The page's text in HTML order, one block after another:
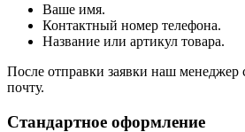
Ваше имя.
Контактный номер телефона.
Название или артикул товара.
После отправки заявки наш менеджер
почту.
Стандартное оформление